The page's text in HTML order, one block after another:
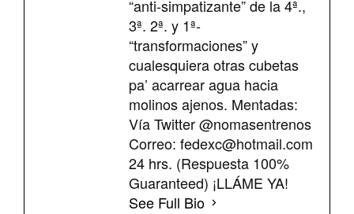
“anti-simpatizante” de la 4ª.,
3ª. 2ª. y 1ª-
“transformaciones” y
cualesquiera otras cubetas
pa’ acarrear agua hacia
molinos ajenos. Mentadas:
Vía Twitter @nomasentrenos
Correo: fedexc@hotmail.com
24 hrs. (Respuesta 100%
Guaranteed) ¡LLÁME YA!
See Full Bio